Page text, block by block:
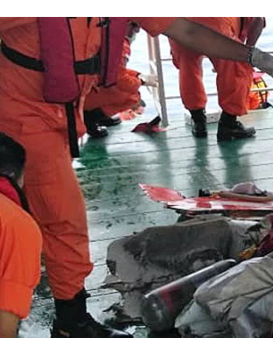
Hallan cadáveres entre los restos del
Indonesia
octubre de 2018, 07:29